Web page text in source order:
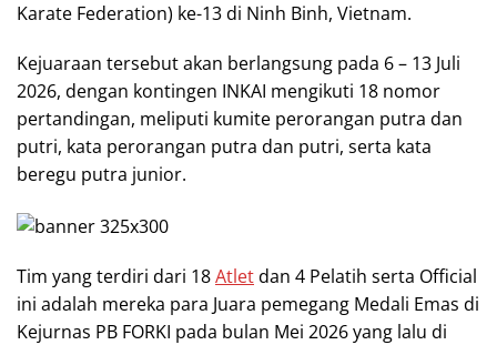
Karate Federation) ke-13 di Ninh Binh, Vietnam.
Kejuaraan tersebut akan berlangsung pada 6 – 13 Juli
2026, dengan kontingen INKAI mengikuti 18 nomor
pertandingan, meliputi kumite perorangan putra dan
putri, kata perorangan putra dan putri, serta kata
beregu putra junior.
Tim yang terdiri dari 18Atletdan 4 Pelatih serta Official
ini adalah mereka para Juara pemegang Medali Emas di
Kejurnas PB FORKI pada bulan Mei 2026 yang lalu di